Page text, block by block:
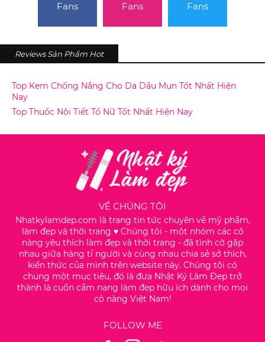
Fans Fans Fans
Reviews Sản Phẩm Hot
Top Kem Chống Nắng Cho Da Dầu Mụn Tốt Nhất Hiện
Nay
Top Thuốc Nội Tiết Tố Nữ Tốt Nhất Hiện Nay
VỀ CHÚNG TÔI
Nhatkylamdep.com là trang tin tức chuyên về mỹ phẩm,
làm đẹp và thời trang ♥️ Chúng tôi - một nhóm các cô
nàng yêu thích làm đẹp và thời trang - đã tình cờ gặp
nhau giữa hàng tỉ người và cùng nhau chia sẻ sở thích,
kiến thức của mình trên website này. Chúng tôi có
chung một mục tiêu, đó là đưa Nhật Ký Làm Đẹp trở
thành là cuốn cẩm nang làm đẹp hữu ích dành cho mọi
cô nàng Việt Nam!
FOLLOW ME